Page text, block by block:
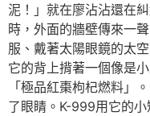
泥！」就在廖沾沾還在
時，外面的牆壁傳來一
服、戴著太陽眼鏡的太
它的背上揹著一個像是
「極品紅棗枸杞燃料
了眼睛。K-999用它的